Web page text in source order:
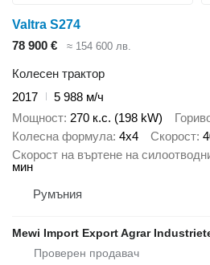
Valtra S274
78 900 €
≈ 154 600 лв.
Колесен трактор
2017
5 988 м/ч
Мощност 270 к.с. (198 kW)
Колесна формула 4x4 Скорост
Скорост на въртене на
мин
Румъния
Mewi Import Export Agrar